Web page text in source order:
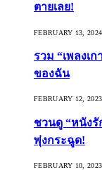
ตายเลย!
FEBRUARY 13, 2024
รวม “เพลงเ
ของฉัน
FEBRUARY 12, 2023
ชวนดู “หนัง
พุ่งกระฉูด!
FEBRUARY 10, 2023